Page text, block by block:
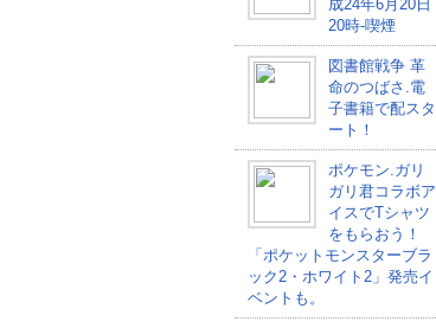
成24年6月20日
20時-喫煙
図書館戦争 革
命のつばさ.電
子書籍で配スタ
ート！
ポケモン.ガリ
ガリ君コラボア
イスでTシャツ
をもらおう！
「ポケットモンスターブラ
ック2・ホワイト2」発売イ
ベントも。